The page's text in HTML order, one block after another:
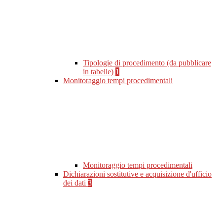
Tipologie di procedimento (da pubblicare
in tabelle) 1
Monitoraggio tempi procedimentali
Monitoraggio tempi procedimentali
Dichiarazioni sostitutive e acquisizione d'ufficio
dei dati 3